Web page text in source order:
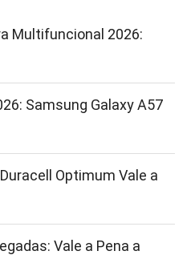
Multifuncional 2026:
Samsung Galaxy A57
Optimum Vale a
Vale a Pena a